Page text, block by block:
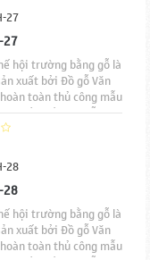
27
hội trường bằng gỗ là
xuất bởi Đồ gỗ Văn
toàn thủ công mẫu
tế. Chất liệu gỗ tự
thể được sản xuất từ
28
hội trường bằng gỗ là
xuất bởi Đồ gỗ Văn
toàn thủ công mẫu